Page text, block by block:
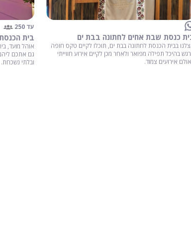
כנסת שבת אחים לחתונה בבת ים
בבית הכנסת לחתונה בבת ים, תוכלו לקיים טקס חופה
בהיכל תפילה מפואר ולאחר מכן לקיים אירוע חווייתי
אירועים צמוד.
עד 250
בית
אוהל מועד,
גם אתכם
ובלתי נשכחת.